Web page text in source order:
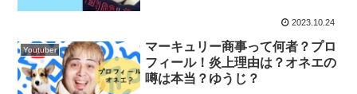
2023.10.24
Youtuber
マーキュリー商事って何者？プロ
フィール！炎上理由は？オネエの
噂は本当？ゆうじ？